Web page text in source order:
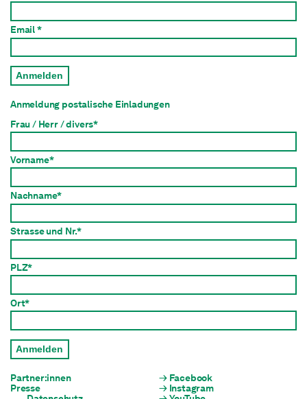
Email *
Anmelden
Anmeldung postalische Einladungen
Frau / Herr / divers*
Vorname*
Nachname*
Strasse und Nr.*
PLZ*
Ort*
Anmelden
Partner:innen
Presse
Facebook
Instagram